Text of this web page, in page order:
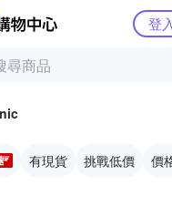
Yahoo購物中心登入
有現貨 挑戰低價 價